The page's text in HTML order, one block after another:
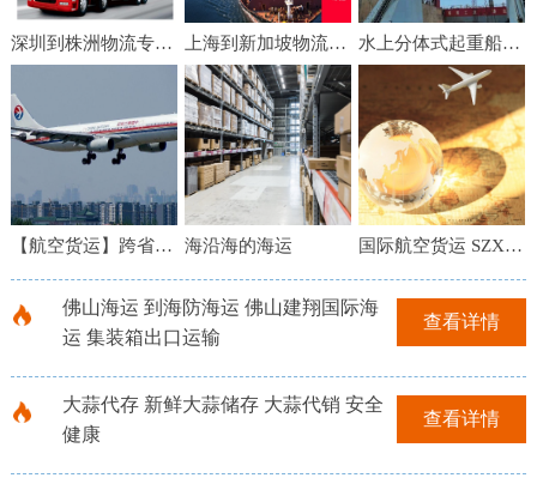
深圳到株洲物流专线 轿车运输 零担货物运输 物流电话 上海到新加坡物流【美设】食品家具船舶运输物流公司服务好便宜 水上分体式起重船公司 船舶租赁 水下工程 水下施工
【航空货运】跨省急件 当日达 上海空运 6小时到港 海沿海的海运 国际航空货运 SZX直飞BKK空运到机场时效快渠道稳
佛山海运 到海防海运 佛山建翔国际海
运 集装箱出口运输
查看详情
大蒜代存 新鲜大蒜储存 大蒜代销 安全
健康
查看详情